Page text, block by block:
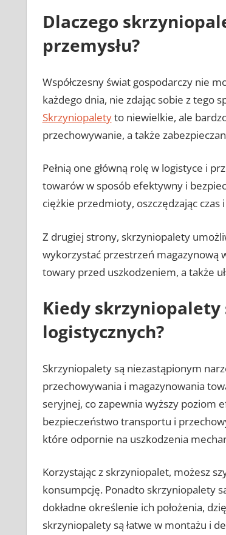
Dlaczego
przemysłu?
Współczesny świat gospodarczy nie
każdego dnia, nie zdając sobie z tego
Skrzyniopaletyto niewielkie, ale
przechowywanie, a także
Pełnią one główną rolę w logistyce i
towarów w sposób efektywny i
ciężkie przedmioty, oszczędzając
Z drugiej strony, skrzyniopalety
wykorzystać przestrzeń magazynową
towary przed uszkodzeniem, a także
Kiedy skrzyniopalety
logistycznych?
Skrzyniopalety są niezastąpionym
przechowywania i magazynowania
seryjnej, co zapewnia wyższy poziom
bezpieczeństwo transportu i
które odpornie na uszkodzenia
Korzystając z skrzyniopalet, możesz
konsumpcję. Ponadto skrzyniopalety
dokładne określenie ich położenia,
skrzyniopalety są łatwe w montażu i